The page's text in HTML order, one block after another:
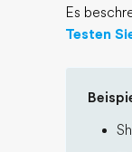
Es
Testen